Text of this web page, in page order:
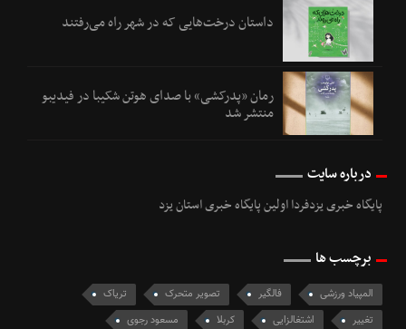
داستان درخت‌هایی که در شهر راه می‌رفتند
رمان «پدرکشی» با صدای هوتن شکیبا در فیدیبو
منتشر شد
درباره سایت
پایگاه خبری یزدفردا اولین پایگاه خبری استان یزد
برچسب ها
المپیاد ورزشی فالگیر تصویر متحرک
تریاک
تغییر
اشتغالزایی کربلا مسعود رجوی